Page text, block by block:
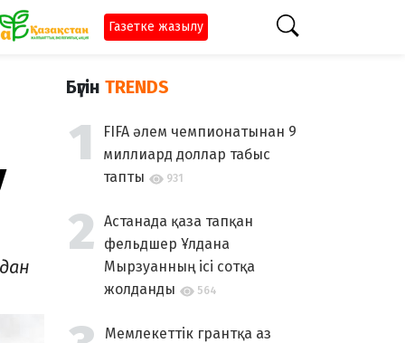
Газетке жазылу
Бүгін TRENDS
FIFA әлем чемпионатынан 9
миллиард доллар табыс
тапты
931
Астанада қаза тапқан
фельдшер Ұлдана
Мырзуанның ісі сотқа
жолданды
564
Мемлекеттік грантқа аз